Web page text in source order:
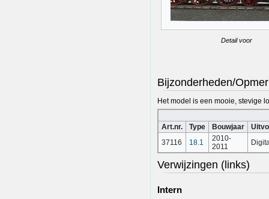
Detail voor
Bijzonderheden/
Het model is een mooie, stevige
Art.nr. Type Bouwjaar
37116
18.1
2010-
2011
Verwijzingen (links)
Intern